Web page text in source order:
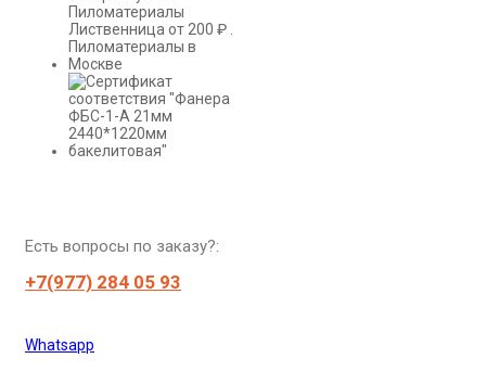
Есть вопросы по заказу?:
+7(977) 284 05 93
Whatsapp